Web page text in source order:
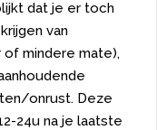
dat je er toch
van
of mindere mate),
onrust. Deze
24u na je laatste